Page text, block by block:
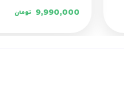
9,990,000 تومان